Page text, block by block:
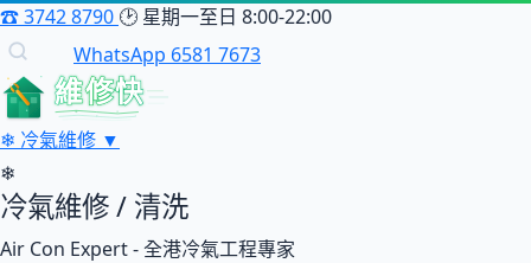
☎3742 8790 🕑 星期一至日 8:00-22:00
WhatsApp 6581 7673
維修快
❄ 冷氣維修 ▼
❄
冷氣維修 / 清洗
Air Con Expert - 全港冷氣工程專家